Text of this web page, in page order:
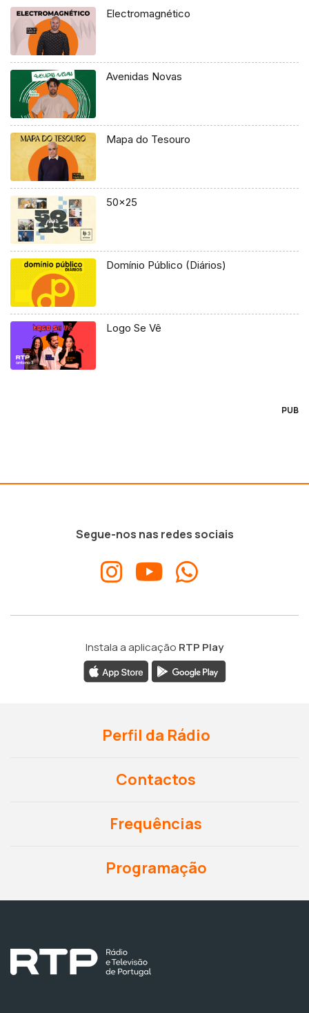
Electromagnético
Avenidas Novas
Mapa do Tesouro
50×25
Domínio Público (Diários)
Logo Se Vê
PUB
Segue-nos nas redes sociais
Instala a aplicação RTP Play
Perfil da Rádio
Contactos
Frequências
Programação